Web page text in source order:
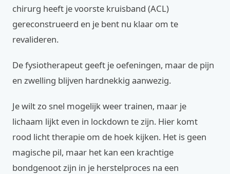
chirurg heeft je voorste kruisband (ACL)
gereconstrueerd en je bent nu klaar om te
revalideren.
De fysiotherapeut geeft je oefeningen, maar de pijn
en zwelling blijven hardnekkig aanwezig.
Je wilt zo snel mogelijk weer trainen, maar je
lichaam lijkt even in lockdown te zijn. Hier komt
rood licht therapie om de hoek kijken. Het is geen
magische pil, maar het kan een krachtige
bondgenoot zijn in je herstelproces na een